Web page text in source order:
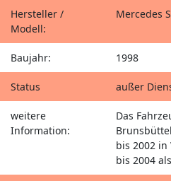
Hersteller /
Modell:
Mercedes
Baujahr: 1998
Status außer
weitere
Information:
Das
bis 2002
bis 2004